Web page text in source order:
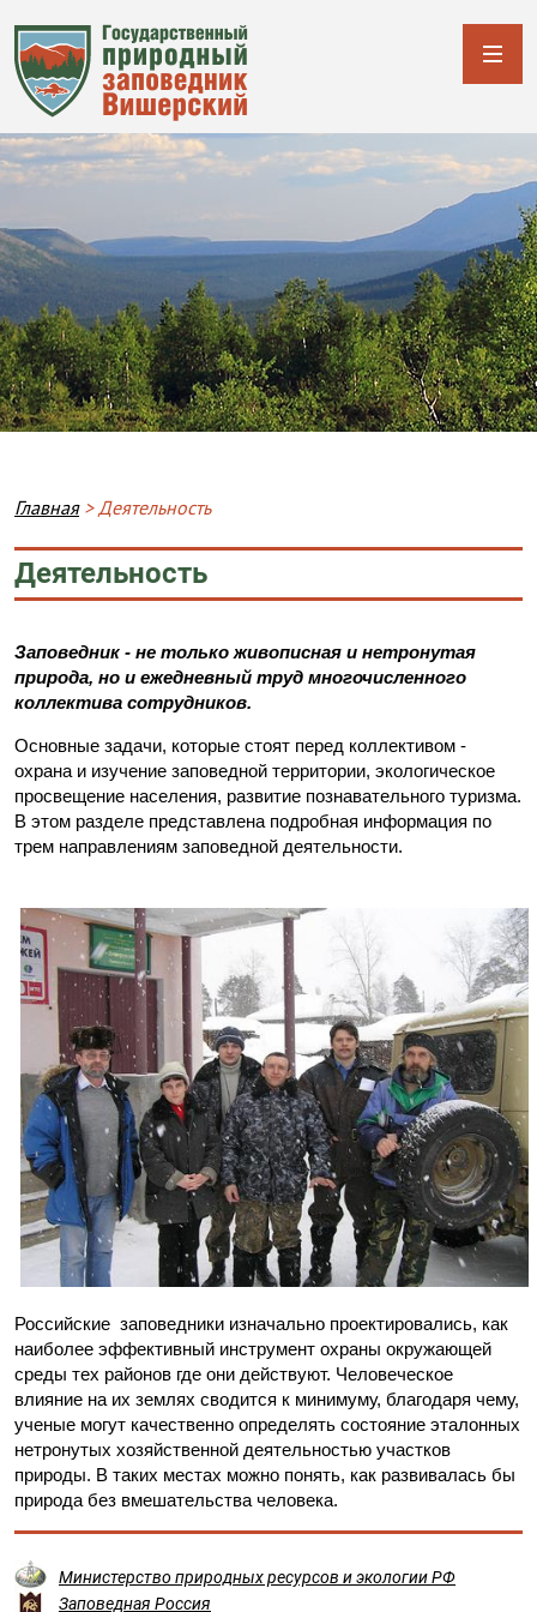
Breadcrumb
Главная Деятельность
Деятельность
Заповедник - не только живописная и нетронутая
природа, но и ежедневный труд многочисленного
коллектива сотрудников.
Основные задачи, которые стоят перед коллективом -
охрана и изучение заповедной территории, экологическое
просвещение населения, развитие познавательного туризма.
В этом разделе представлена подробная информация по
трем направлениям заповедной деятельности.
Российские заповедники изначально проектировались, как
наиболее эффективный инструмент охраны окружающей
среды тех районов где они действуют. Человеческое
влияние на их землях сводится к минимуму, благодаря чему,
ученые могут качественно определять состояние эталонных
нетронутых хозяйственной деятельностью участков
природы. В таких местах можно понять, как развивалась бы
природа без вмешательства человека.
Министерство природных ресурсов и экологии РФ
Заповедная Россия